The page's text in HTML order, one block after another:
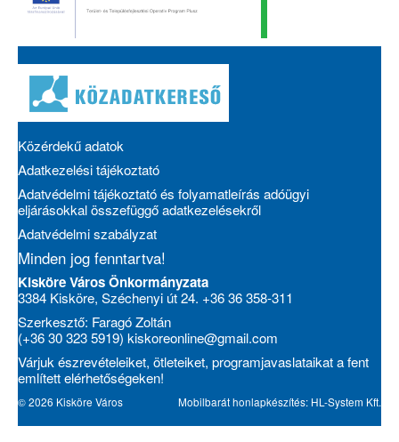
Közérdekű adatok
Adatkezelési tájékoztató
Adatvédelmi tájékoztató és folyamatleírás adóügyi
eljárásokkal összefüggő adatkezelésekről
Adatvédelmi szabályzat
Minden jog fenntartva!
Kisköre Város Önkormányzata
3384 Kisköre, Széchenyi út 24. +36 36 358-311
Szerkesztő: Faragó Zoltán
(+36 30 323 5919) kiskoreonline@gmail.com
Várjuk észrevételeiket, ötleteiket, programjavaslataikat a fent
említett elérhetőségeken!
Mobilbarát honlapkészítés: HL-System Kft.
© 2026 Kisköre Város